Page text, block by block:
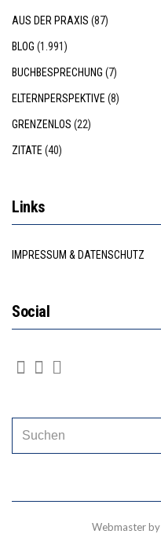
AUS DER PRAXIS (87)
BLOG (1.991)
BUCHBESPRECHUNG (7)
ELTERNPERSPEKTIVE(8)
GRENZENLOS (22)
ZITATE(40)
Links
IMPRESSUM & DATENSCHUTZ
Social
Webmaster by